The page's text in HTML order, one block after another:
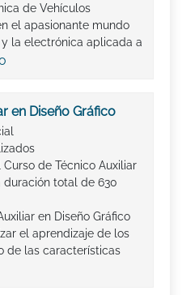
de Vehículos
el apasionante mundo
la electrónica aplicada a
en Diseño Gráfico
de Técnico Auxiliar
duración total de 630
en Diseño Gráfico
el aprendizaje de los
de las características